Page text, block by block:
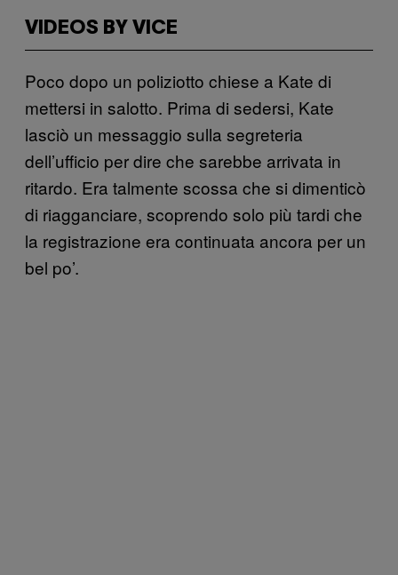
VIDEOS BY VICE
Poco dopo un poliziotto chiese a Kate di
mettersi in salotto. Prima di sedersi, Kate
lasciò un messaggio sulla segreteria
dell’ufficio per dire che sarebbe arrivata in
ritardo. Era talmente scossa che si dimenticò
di riagganciare, scoprendo solo più tardi che
la registrazione era continuata ancora per un
bel po’.